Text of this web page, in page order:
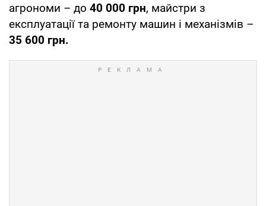
агрономи – до 40 000 грн, майстри з
експлуатації та ремонту машин і механізмів –
35 600 грн.